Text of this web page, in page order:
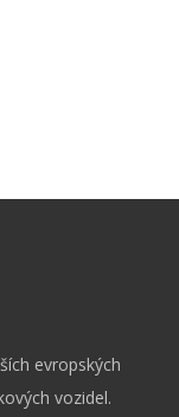
evropských
vozidel.